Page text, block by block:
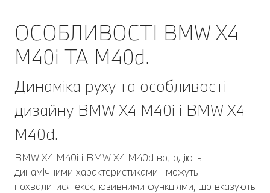
ОСОБЛИВОСТІ BMW X4
M40i ТА M40d.
Динаміка руху та особливості
дизайну BMW X4 M40i і BMW X4
M40d.
BMW X4 M40i і BMW X4 M40d володіють
динамічними характеристиками і можуть
похвалитися ексклюзивними функціями, що вказують